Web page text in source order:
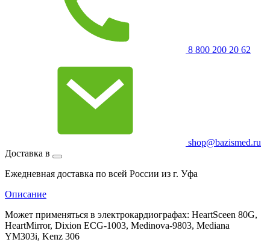
8 800 200 20 62
shop@bazismed.ru
Доставка в
Ежедневная доставка по всей России из г. Уфа
Описание
Может применяться в электрокардиографах: HeartSceen 80G,
HeartMirror, Dixion ECG-1003, Medinova-9803, Mediana
YM303i, Kenz 306